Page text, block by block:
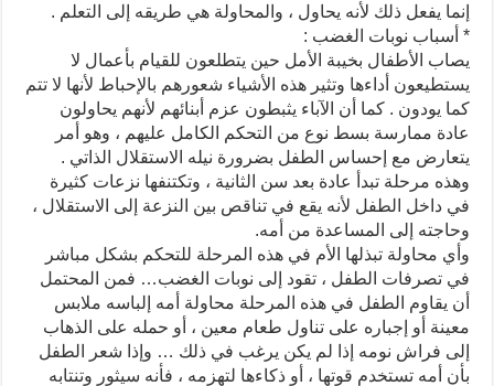
إنما يفعل ذلك لأنه يحاول ، والمحاولة هي طريقه إلى التعلم .
* أسباب نوبات الغضب :
يصاب الأطفال بخيبة الأمل حين يتطلعون للقيام بأعمال لا
يستطيعون أداءها وتثير هذه الأشياء شعورهم بالإحباط لأنها لا تتم
كما يودون . كما أن الآباء يثبطون عزم أبنائهم لأنهم يحاولون
عادة ممارسة بسط نوع من التحكم الكامل عليهم ، وهو أمر
يتعارض مع إحساس الطفل بضرورة نيله الاستقلال الذاتي .
وهذه مرحلة تبدأ عادة بعد سن الثانية ، وتكتنفها نزعات كثيرة
في داخل الطفل لأنه يقع في تناقص بين النزعة إلى الاستقلال ،
وحاجته إلى المساعدة من أمه.
وأي محاولة تبذلها الأم في هذه المرحلة للتحكم بشكل مباشر
في تصرفات الطفل ، تقود إلى نوبات الغضب… فمن المحتمل
أن يقاوم الطفل في هذه المرحلة محاولة أمه إلباسه ملابس
معينة أو إجباره على تناول طعام معين ، أو حمله على الذهاب
إلى فراش نومه إذا لم يكن يرغب في ذلك … وإذا شعر الطفل
بأن أمه تستخدم قوتها ، أو ذكاءها لتهزمه ، فأنه سيثور وتنتابه